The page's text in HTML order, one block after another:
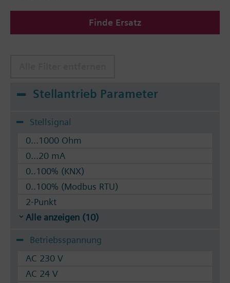
Finde Ersatz
Stellantrieb Parameter
Stellsignal
0...1000 Ohm
0...20 mA
0..100% (KNX)
0..100% (Modbus RTU)
2-Punkt
Alle anzeigen (10)
Betriebsspannung
AC 230 V
AC 24 V